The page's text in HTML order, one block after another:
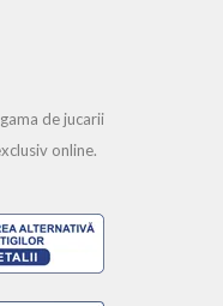
de jucarii
online.